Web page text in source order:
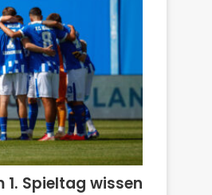
1. Spieltag wissen